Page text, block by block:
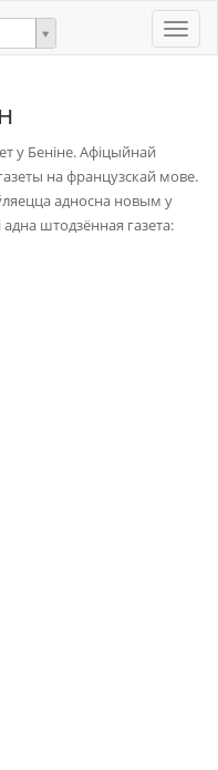
Toggle
у Беніне. Афіцыйнай
на французскай мове.
адносна новым у
адна штодзённая газета: